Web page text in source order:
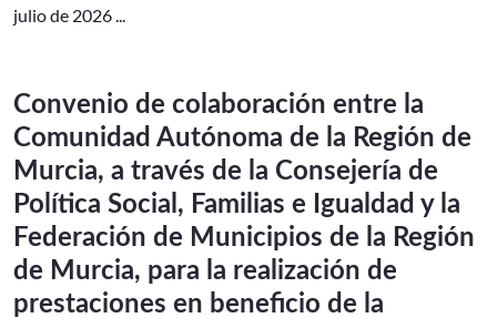
julio de 2026 ...
Convenio de colaboración entre la
Comunidad Autónoma de la Región de
Murcia, a través de la Consejería de
Política Social, Familias e Igualdad y la
Federación de Municipios de la Región
de Murcia, para la realización de
prestaciones en beneficio de la